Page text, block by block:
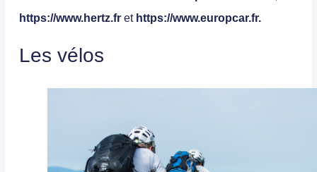
https://www.hertz.fr et https://www.europcar.fr.
Les vélos